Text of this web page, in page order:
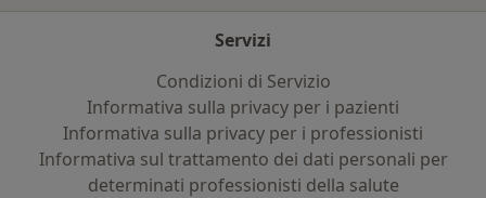
Servizi
Condizioni di Servizio
Informativa sulla privacy per i pazienti
Informativa sulla privacy per i professionisti
Informativa sul trattamento dei dati personali per
determinati professionisti della salute